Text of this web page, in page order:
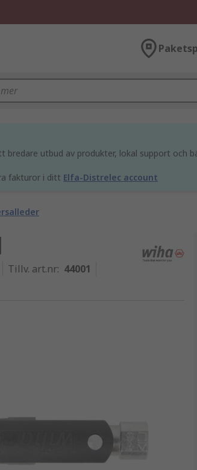
bredare utbud av produkter, lokal support och
fakturor i ditt Elfa-Distrelec account
Tillv. art.nr: 44001